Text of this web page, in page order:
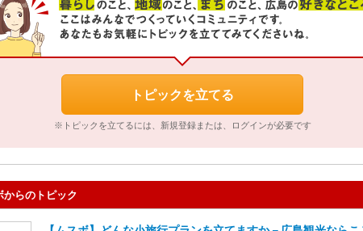
トピックを立てる
※トピックを立てるには、新規登録または、ログインが必要です
からのトピック